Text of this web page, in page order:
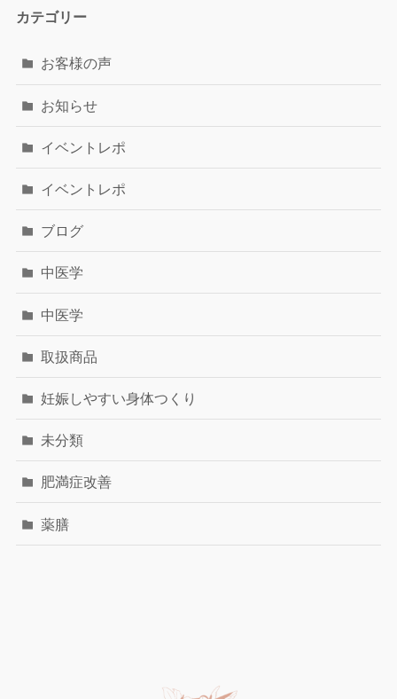
カテゴリー
お客様の声
お知らせ
イベントレポ
イベントレポ
ブログ
中医学
中医学
取扱商品
妊娠しやすい身体つくり
未分類
肥満症改善
薬膳